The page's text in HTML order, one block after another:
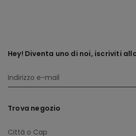
Hey! Diventa uno di noi, iscriviti
Trova negozio